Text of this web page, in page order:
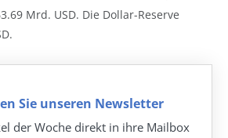
Mrd. USD. Die Dollar-Reserve
Sie unseren Newsletter
der Woche direkt in ihre Mailbox